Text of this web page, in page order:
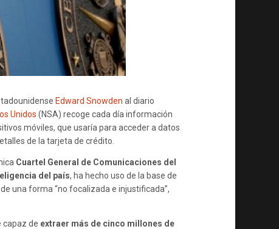
Edward Snowden al diario
Unidos (NSA) recoge cada día información
móviles, que usaría para acceder a datos
de la tarjeta de crédito.
Cuartel General de Comunicaciones del
del país, ha hecho uso de la base de
una forma “no focalizada e injustificada”,
capaz de extraer más de cinco millones de